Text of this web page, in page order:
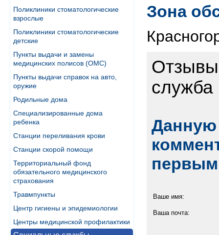
Поликлиники стоматологические
взрослые
Поликлиники стоматологические
детские
Пункты выдачи и замены
медицинских полисов (ОМС)
Пункты выдачи справок на авто,
оружие
Родильные дома
Специализированные дома
ребенка
Станции переливания крови
Станции скорой помощи
Территориальный фонд
обязательного медицинского
страхования
Травмпункты
Центр гигиены и эпидемиологии
Центры медицинской профилактики
Зона
Отзывы
служба
Данную
Ваше имя:
Ваша почта: